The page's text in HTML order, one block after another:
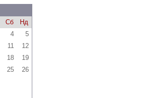
Сб
Нд
4
5
11
12
18
19
25
26